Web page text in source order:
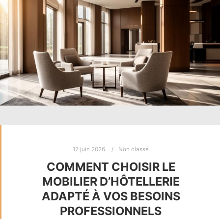
12 juin 2026 Non classé
COMMENT CHOISIR LE
MOBILIER D’HÔTELLERIE
ADAPTÉ À VOS BESOINS
PROFESSIONNELS